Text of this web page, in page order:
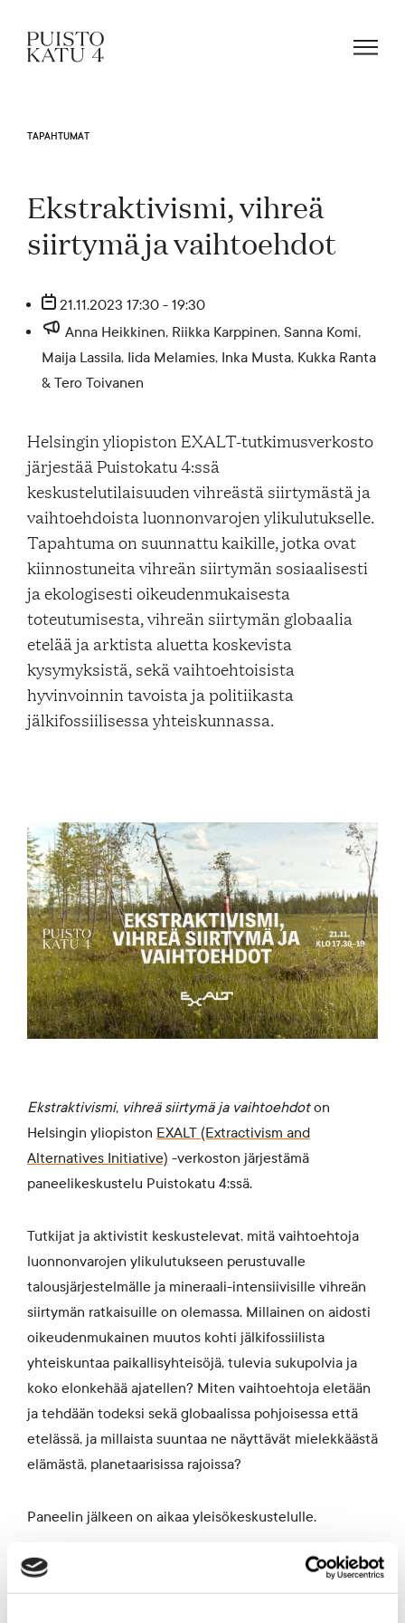
Mistä kyse?
Yhteisömme
Vuokraa tila!
Yhteys- ja lisätiedot
FAQ
FI EN SV SME
TAPAHTUMAT
Ekstraktivismi, vihreä
siirtymä ja vaihtoehdot
21.11.2023 17:30 - 19:30
Anna Heikkinen, Riikka Karppinen, Sanna Komi,
Maija Lassila, Iida Melamies, Inka Musta, Kukka Ranta
& Tero Toivanen
Helsingin yliopiston EXALT-tutkimusverkosto
järjestää Puistokatu 4:ssä
keskustelutilaisuuden vihreästä siirtymästä ja
vaihtoehdoista luonnonvarojen ylikulutukselle.
Tapahtuma on suunnattu kaikille, jotka ovat
kiinnostuneita vihreän siirtymän sosiaalisesti
ja ekologisesti oikeudenmukaisesta
toteutumisesta, vihreän siirtymän globaalia
etelää ja arktista aluetta koskevista
kysymyksistä, sekä vaihtoehtoisista
hyvinvoinnin tavoista ja politiikasta
jälkifossiilisessa yhteiskunnassa.
Ekstraktivismi, vihreä siirtymä ja vaihtoehdoton
Helsingin yliopiston EXALT (Extractivism and
Alternatives Initiative) -verkoston järjestämä
paneelikeskustelu Puistokatu 4:ssä.
Tutkijat ja aktivistit keskustelevat, mitä vaihtoehtoja
luonnonvarojen ylikulutukseen perustuvalle
talousjärjestelmälle ja mineraali-intensiivisille vihreän
siirtymän ratkaisuille on olemassa. Millainen on aidosti
oikeudenmukainen muutos kohti jälkifossiilista
yhteiskuntaa paikallisyhteisöjä, tulevia sukupolvia ja
koko elonkehää ajatellen? Miten vaihtoehtoja eletään
ja tehdään todeksi sekä globaalissa pohjoisessa että
etelässä, ja millaista suuntaa ne näyttävät mielekkäästä
elämästä, planetaarisissa rajoissa?
Paneelin jälkeen on aikaa yleisökeskustelulle.
TAPAHTUMA ON TÄYNNÄ!